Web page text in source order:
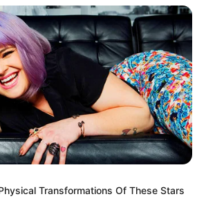
Tempat
di
Transformations Of These Stars